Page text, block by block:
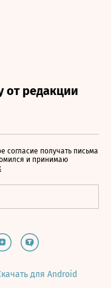
согласие получать письма
и принимаю
для Android